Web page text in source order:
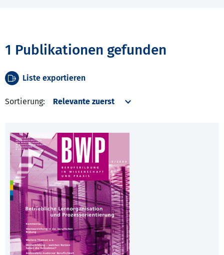
1 Publikationen gefunden
Liste exportieren
Sortierung: